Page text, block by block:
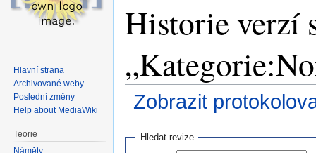
Historie verzí
Zobrazit
Skočit
SkočitHledat revize
Hlavní strana
Archivované weby
Poslední změny
Help about MediaWiki
Teorie
Náměty